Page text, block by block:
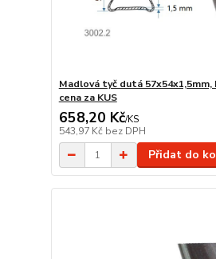
Madlová tyč dutá 57x54x1,5mm,
cena za KUS
658,20 Kč/KS
543,97 Kč bez DPH
Přidat do